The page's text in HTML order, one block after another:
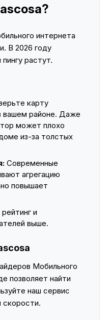
интернета
В 2026 году
растут.
карту
вашем районе. Даже
может плохо
из-за толстых
Современные
агрегацию
повышает
и
выше.
Мобильного
позволяет найти
наш сервис
скорости.